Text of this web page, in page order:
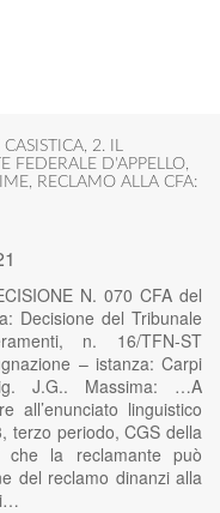
, 2. IL
FEDERALE D'APPELLO,
, RECLAMO ALLA CFA:
N. 070 CFA del
Decisione del Tribunale
n. 16/TFN-ST
– istanza: Carpi
J.G.. Massima: …A
all’enunciato linguistico
terzo periodo, CGS della
che la reclamante può
del reclamo dinanzi alla